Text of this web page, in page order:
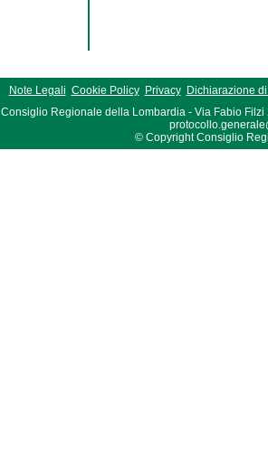
Note Legali Cookie Policy Privacy
Dichiarazione
Consiglio Regionale della Lombardia - Via Fabio Filzi
© Copyright Consiglio